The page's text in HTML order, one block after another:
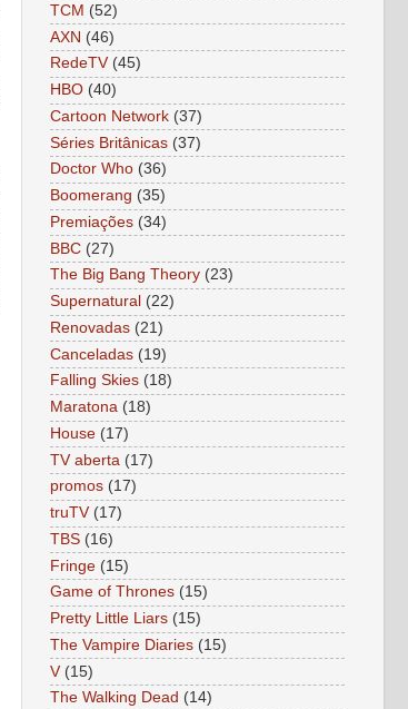
TCM (52)
AXN (46)
RedeTV (45)
HBO (40)
Cartoon Network (37)
Séries Britânicas (37)
Doctor Who (36)
Boomerang (35)
Premiações (34)
BBC (27)
The Big Bang Theory (23)
Supernatural (22)
Renovadas (21)
Canceladas (19)
Falling Skies (18)
Maratona (18)
House (17)
TV aberta (17)
promos (17)
truTV (17)
TBS (16)
Fringe (15)
Game of Thrones (15)
Pretty Little Liars (15)
The Vampire Diaries (15)
V (15)
The Walking Dead (14)